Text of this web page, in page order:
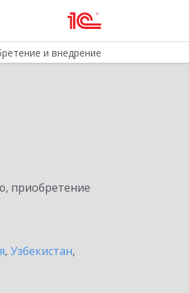
и внедрение
приобретение
, Узбекистан,